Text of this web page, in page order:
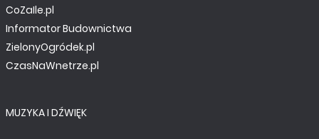
CoZaIle.pl
Informator Budownictwa
ZielonyOgródek.pl
CzasNaWnetrze.pl
MUZYKA I DŹWIĘK